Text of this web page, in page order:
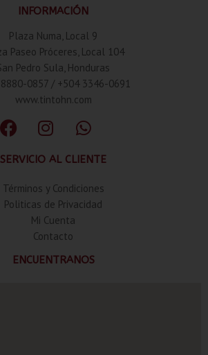
INFORMACIÓN
Plaza Numa, Local 9
Paseo Próceres, Local 104
Pedro Sula, Honduras
0857 / +504 3346-0691
www.tintohn.com
SERVICIO AL CLIENTE
Términos y Condiciones
Politicas de Privacidad
Mi Cuenta
Contacto
ENCUENTRANOS